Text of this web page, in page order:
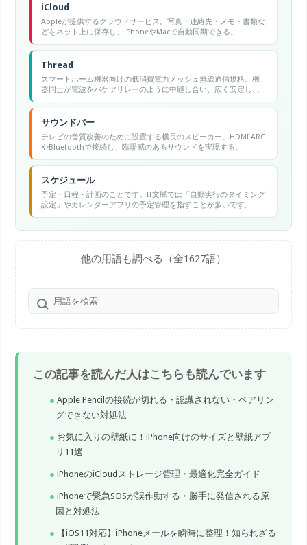
iCloud
Appleが提供するクラウドサービス。写真・連絡先・メモ・書類な
どをネット上に保存し、iPhoneやMacで自動同期できる。
Thread
スマートホーム機器向けの低消費電力メッシュ無線通信規格。機
器同士が電波をバケツリレーのように中継し合い、広く安定した
ネットワークを作る。Matterの土台の一つ。
サウンドバー
テレビの音質改善のために設置する横長のスピーカー。HDMI ARC
やBluetoothで接続し、臨場感のあるサウンドを実現する。
スケジュール
予定・日程・計画のことです。IT文脈では「自動実行のタイミング
設定」やカレンダーアプリの予定管理を指すことが多いです。
他の用語も調べる（全1627語）
この記事を読んだ人はこちらも読んでいます
Apple Pencilの接続が切れる・認識されない・ペアリン
グできない対処法
お気に入りの壁紙に！iPhone向けのサイズと壁紙アプ
リ11選
iPhoneのiCloudストレージ管理・最適化完全ガイド
iPhoneで緊急SOSが誤作動する・勝手に発信される原
因と対処法
【iOS11対応】iPhoneメールを瞬時に整理！知られざる